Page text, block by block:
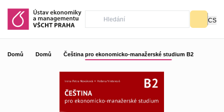
CS
Domů Domů Čeština pro ekonomicko-manažerské studium B2